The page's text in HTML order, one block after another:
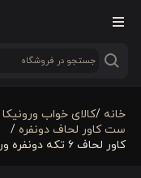
خانه /کالای خواب ورونیکا
ست کاور لحاف دونفره /
کاور لحاف ۶ تکه دونفره ورونیکا مدل volare کلاسیک کرم قهوه ای